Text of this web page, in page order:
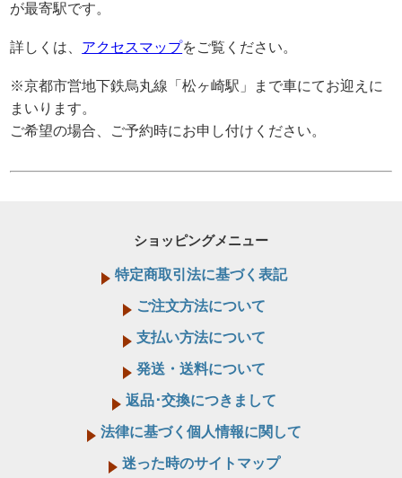
が最寄駅です。
詳しくは、 アクセスマップをご覧ください。
※京都市営地下鉄烏丸線「松ヶ崎駅」まで車にてお迎えに
まいります。
ご希望の場合、ご予約時にお申し付けください。
ショッピングメニュー
特定商取引法に基づく表記
ご注文方法について
支払い方法について
発送・送料について
返品･交換につきまして
法律に基づく個人情報に関して
迷った時のサイトマップ